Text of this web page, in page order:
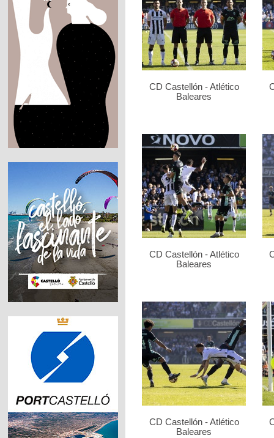
CD Castellón - Atlético
Baleares
CD Castellón - Atlético
Baleares
CD Castellón - Atlético
Baleares